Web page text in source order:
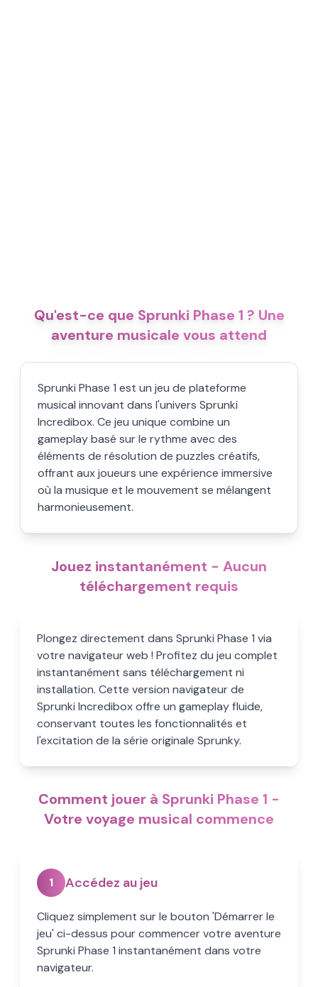
Qu'est-ce que Sprunki Phase 1 ? Une
aventure musicale vous attend
Sprunki Phase 1 est un jeu de plateforme
musical innovant dans l'univers Sprunki
Incredibox. Ce jeu unique combine un
gameplay basé sur le rythme avec des
éléments de résolution de puzzles créatifs,
offrant aux joueurs une expérience immersive
où la musique et le mouvement se mélangent
harmonieusement.
Jouez instantanément - Aucun
téléchargement requis
Plongez directement dans Sprunki Phase 1 via
votre navigateur web ! Profitez du jeu complet
instantanément sans téléchargement ni
installation. Cette version navigateur de
Sprunki Incredibox offre un gameplay fluide,
conservant toutes les fonctionnalités et
l'excitation de la série originale Sprunky.
Comment jouer à Sprunki Phase 1 -
Votre voyage musical commence
1 Accédez au jeu
Cliquez simplement sur le bouton 'Démarrer le
jeu' ci-dessus pour commencer votre aventure
Sprunki Phase 1 instantanément dans votre
navigateur.